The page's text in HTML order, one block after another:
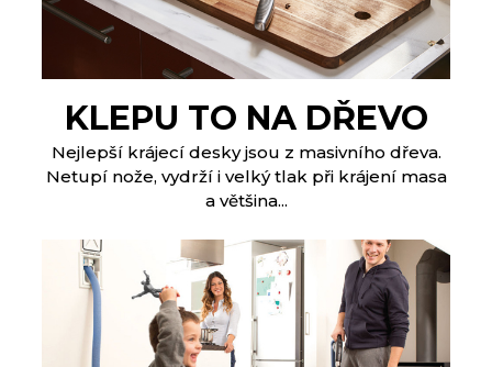
KLEPU TO NA DŘEVO
Nejlepší krájecí desky jsou z masivního dřeva.
Netupí nože, vydrží i velký tlak při krájení masa
a většina...